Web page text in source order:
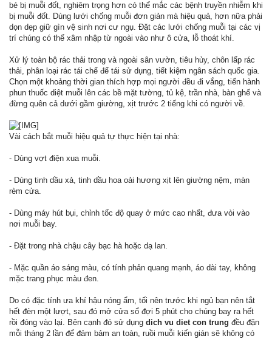
bé bị muỗi đốt, nghiêm trọng hơn có thể mắc các bệnh truyền nhiễm khi
bị muỗi đốt. Dùng lưới chống muỗi đơn giản mà hiệu quả, hơn nữa phải
dọn dẹp giữ gìn vệ sinh nơi cư ngụ. Đặt các lưới chống muỗi tại các vị
trí chúng có thể xâm nhập từ ngoài vào như ô cửa, lỗ thoát khí.
Xử lý toàn bộ rác thải trong và ngoài sân vườn, tiêu hủy, chôn lấp rác
thải, phân loại rác tái chế để tái sử dụng, tiết kiệm ngân sách quốc gia.
Chọn một khoảng thời gian thích hợp mọi người đều đi vắng, tiến hành
phun thuốc diệt muỗi lên các bề mặt tường, tủ kệ, trần nhà, bàn ghế và
đừng quên cả dưới gầm giường, xịt trước 2 tiếng khi có người về.
Vài cách bắt muỗi hiệu quả tự thực hiện tại nhà:
- Dùng vợt điện xua muỗi.
- Dùng tinh dầu xả, tinh dầu hoa oải hương xịt lên giường nệm, màn
rèm cửa.
- Dùng máy hút bụi, chỉnh tốc độ quay ở mức cao nhất, đưa vòi vào
nơi muỗi bay.
- Đặt trong nhà chậu cây bạc hà hoặc dạ lan.
- Mặc quần áo sáng màu, có tính phản quang mạnh, áo dài tay, không
mặc trang phục màu đen.
Do có đặc tính ưa khí hậu nóng ẩm, tối nên trước khi ngủ bạn nên tắt
hết đèn một lượt, sau đó mở cửa sổ đợi 5 phút cho chúng bay ra hết
rồi đóng vào lại. Bên cạnh đó sử dụng dich vu diet con trung đều đặn
mỗi tháng 2 lần để đảm bảm an toàn, ruồi muỗi kiến gián sẽ không có